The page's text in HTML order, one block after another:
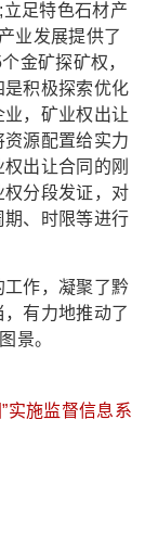
足特色石材产
业发展提供了
金矿探矿权，
积极探索优化
，矿业权出让
源配置给实力
出让合同的刚
分段发证，对
、时限等进行
作，凝聚了黔
有力地推动了
景。
实施监督信息系